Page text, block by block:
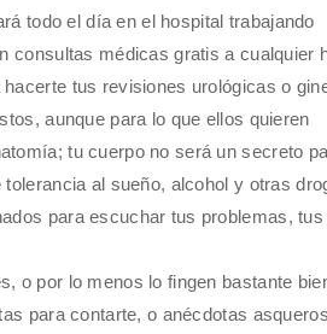
todo el día en el hospital trabajando
consultas médicas gratis a cualquier
tus revisiones urológicas o
aunque para lo que ellos quieren
tu cuerpo no será un secreto
tolerancia al sueño, alcohol y otras
para escuchar tus problemas,
o por lo menos lo fingen bastante
para contarte, o anécdotas